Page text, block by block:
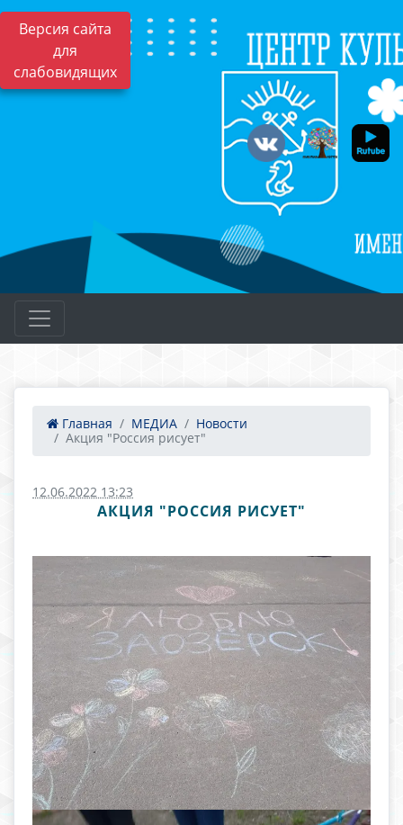
Версия сайта
для
слабовидящих
Главная МЕДИА
Новости
Акция "Россия рисует"
12.06.2022 13:23
АКЦИЯ "РОССИЯ РИСУЕТ"